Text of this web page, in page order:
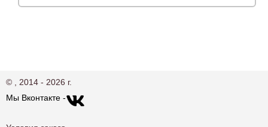
© , 2014 - 2026 г.
Мы Вконтакте -